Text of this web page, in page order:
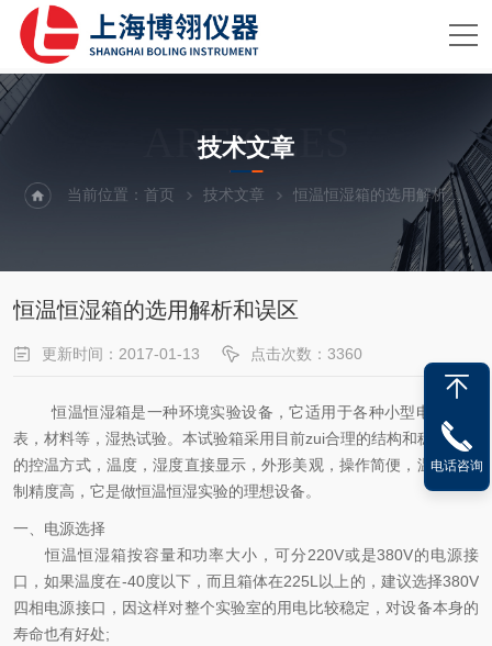
ARTICLES
技术文章
当前位置：首页 技术文章 恒温恒湿箱的选用解析和误区
恒温恒湿箱的选用解析和误区
更新时间：2017-01-13 点击次数：3360
恒温恒湿箱是一种环境实验设备，它适用于各种小型电气，仪
表，材料等，湿热试验。本试验箱采用目前zui合理的结构和稳定可靠
的控温方式，温度，湿度直接显示，外形美观，操作简便，温湿度控
制精度高，它是做恒温恒湿实验的理想设备。
一、电源选择
恒温恒湿箱按容量和功率大小，可分220V或是380V的电源接
口，如果温度在-40度以下，而且箱体在225L以上的，建议选择380V
四相电源接口，因这样对整个实验室的用电比较稳定，对设备本身的
寿命也有好处;
电话咨询